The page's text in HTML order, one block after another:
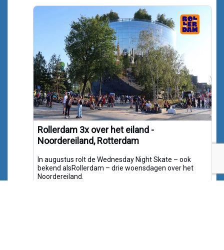
Rollerdam 3x over het eiland -
Noordereiland, Rotterdam
In augustus rolt de Wednesday Night Skate – ook
bekend alsRollerdam – drie woensdagen over het
Noordereiland.